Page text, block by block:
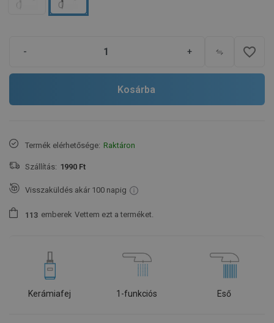
- + favorite_border
Kosárba
Termék elérhetősége: Raktáron
Szállítás: 1990 Ft
Visszaküldés akár 100 napig
1 1 3 emberek Vettem ezt a terméket.
Kerámiafej 1-funkciós Eső